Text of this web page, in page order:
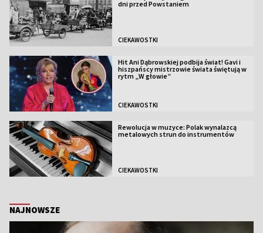
dni przed Powstaniem
CIEKAWOSTKI
Hit Ani Dąbrowskiej podbija świat! Gavi i
hiszpańscy mistrzowie świata świętują w
rytm „W głowie”
CIEKAWOSTKI
Rewolucja w muzyce: Polak wynalazcą
metalowych strun do instrumentów
CIEKAWOSTKI
NAJNOWSZE